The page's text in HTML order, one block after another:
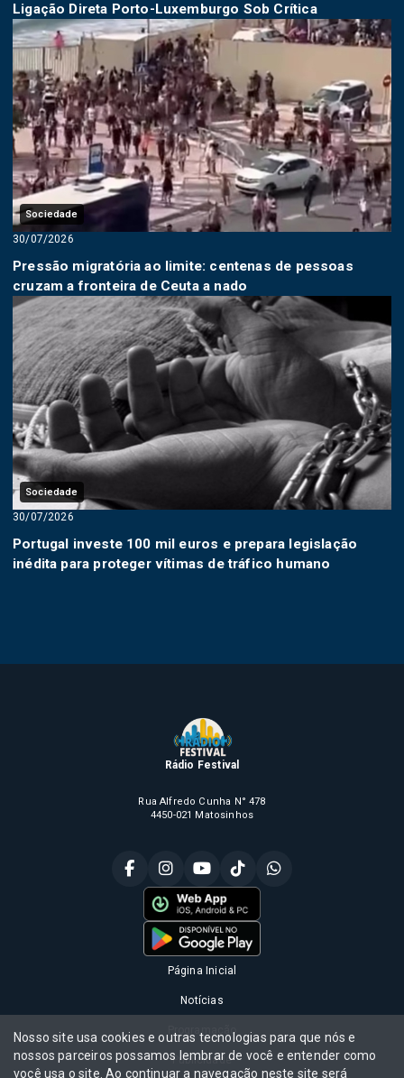
Ligação Direta Porto-Luxemburgo Sob Crítica
Sociedade
30/07/2026
Pressão migratória ao limite: centenas de pessoas
cruzam a fronteira de Ceuta a nado
Sociedade
30/07/2026
Portugal investe 100 mil euros e prepara legislação
inédita para proteger vítimas de tráfico humano
Rádio Festival
Rua Alfredo Cunha N° 478
4450-021 Matosinhos
Página Inicial
Notícias
Programação
Publicidade
Nosso site usa cookies e outras tecnologias para que nós e
nossos parceiros possamos lembrar de você e entender como
você usa o site. Ao continuar a navegação neste site será